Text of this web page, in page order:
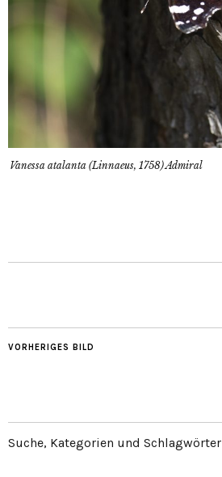
Vanessa atalanta (Linnaeus, 1758) Admiral
VORHERIGES BILD
Suche, Kategorien und Schlagwörter